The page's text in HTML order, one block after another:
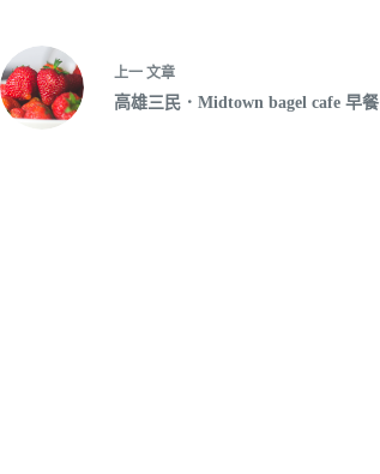
上一 文章
高雄三民．Midtown bagel cafe 早餐